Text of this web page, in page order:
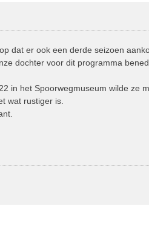
dat er ook een derde seizoen
dochter voor dit programma
in het Spoorwegmuseum wilde ze
wat rustiger is.